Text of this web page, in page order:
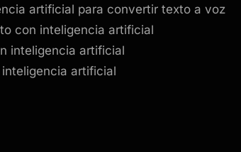
artificial para convertir texto a voz
con inteligencia artificial
inteligencia artificial
artificial